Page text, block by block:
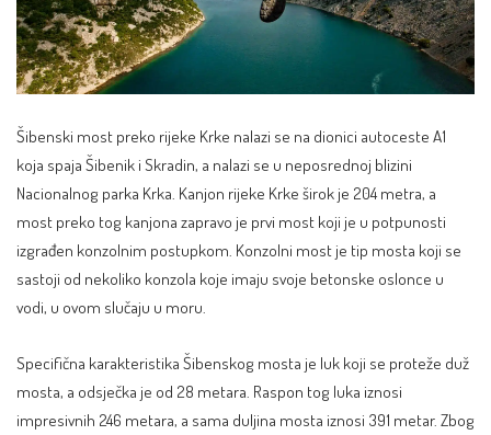
Šibenski most preko rijeke Krke nalazi se na dionici autoceste A1
koja spaja Šibenik i Skradin, a nalazi se u neposrednoj blizini
Nacionalnog parka Krka. Kanjon rijeke Krke širok je 204 metra, a
most preko tog kanjona zapravo je prvi most koji je u potpunosti
izgrađen konzolnim postupkom. Konzolni most je tip mosta koji se
sastoji od nekoliko konzola koje imaju svoje betonske oslonce u
vodi, u ovom slučaju u moru.
Specifična karakteristika Šibenskog mosta je luk koji se proteže duž
mosta, a odsječka je od 28 metara. Raspon tog luka iznosi
impresivnih 246 metara, a sama duljina mosta iznosi 391 metar. Zbog